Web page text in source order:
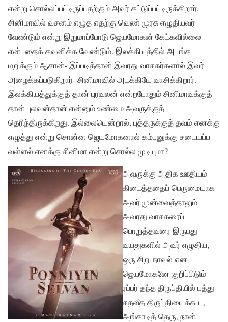
என்று சொல்லப்பட்டிருப்பதற்கும் அவர் கட்டுப்பட்டிருக்கிறார்.
சினிமாவில் வசனம் எழுத எதற்கு வெண் முரசு எழுதியவர்
வேண்டும் என்று இறுமாப்போடு ஜெயமோகன் கேட்கவில்லை
என்பதைக் கவனிக்க வேண்டும். இலக்கியத்தில் அடங்க
மறுக்கும் ஆசான்- இப்படித்தான் இவரது வாசகர்களால் இவர்
அழைக்கப்படுகிறார்- சினிமாவில் அடக்கியே வாசிக்கிறார்.
இலக்கியத்துக்குத் தான் புரவலன் என்றபோதும் சினிமாவுக்குத்
தான் புலவன்தான் என்னும் உண்மை அவருக்குத்
தெரிந்திருக்கிறது. இல்லையென்றால், புத்தருக்குத் தவம் எனக்கு
எழுத்து என்று சொன்ன ஜெயமோகனால் கம்பனுக்கு சடையப்ப
வள்ளல் எனக்கு சினிமா என்று சொல்ல முடியுமா?
அவருக்கு அதிக ஊதியம்
கிடைத்ததைப் பெருமையாக
அவர் முன்வைத்தாலும்
அவரது வாசகரைப்
பொறுத்தவரை இருபது
வயதுகளில் அவர் எழுதிய,
ஒரு சிறு நாவல் என
ஜெயமோகனே குறிப்பிடும்
ரப்பர் தந்த திருப்தியில் பத்து
சதவீத திருப்தியைக்கூட,
அங்காடித் தெரு, நான்